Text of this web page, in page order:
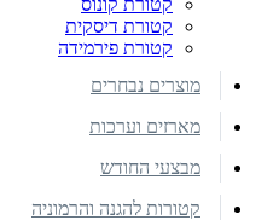
קטורת דיסקית
קטורת פירמידה
מוצרים נבחרים
מארזים וערכות
מבצעי החודש
קטורות להגנה והרמוניה